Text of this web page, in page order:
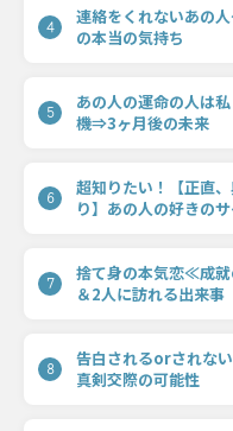
4
連絡をくれないあの
の本当の気持ち
5
あの人の運命の人は
機⇒3ヶ月後の未来
6
超知りたい！【正直
り】あの人の好きの
7
捨て身の本気恋≪成
＆2人に訪れる出来事
8
告白されるorされな
真剣交際の可能性